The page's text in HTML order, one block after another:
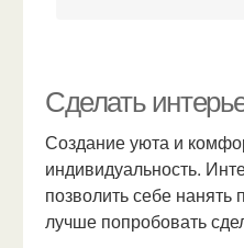
Сделать
Создание уюта и
индивидуальность.
позволить себе
лучше попробовать